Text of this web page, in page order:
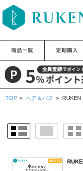
TOP > ヘア＆バス > RUKEN